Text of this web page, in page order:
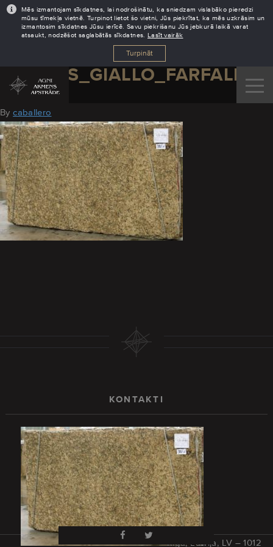
Mēs izmantojam sīkdatnes, lai nodrošinātu, ka sniedzam vislabāko pieredzi
mūsu tīmekļa vietnē. Turpinot lietot šo vietni, Jūs piekrītat, ka mēs uzkrāsim un
izmantosim sīkdatnes Jūsu ierīcē. Savu piekrišanu Jūs jebkurā laikā varat
atsaukt, nodzēšot saglabātās sīkdatnes. Lasīt vairāk
Turpināt
GRANITS_GIALLO_FARFALLA
August 18, 2016
Bycaballero
KONTAKTI
Rīga, Latvija, LV – 1012